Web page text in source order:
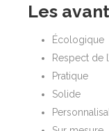
Les
Écologique
Respect de
Pratique
Solide